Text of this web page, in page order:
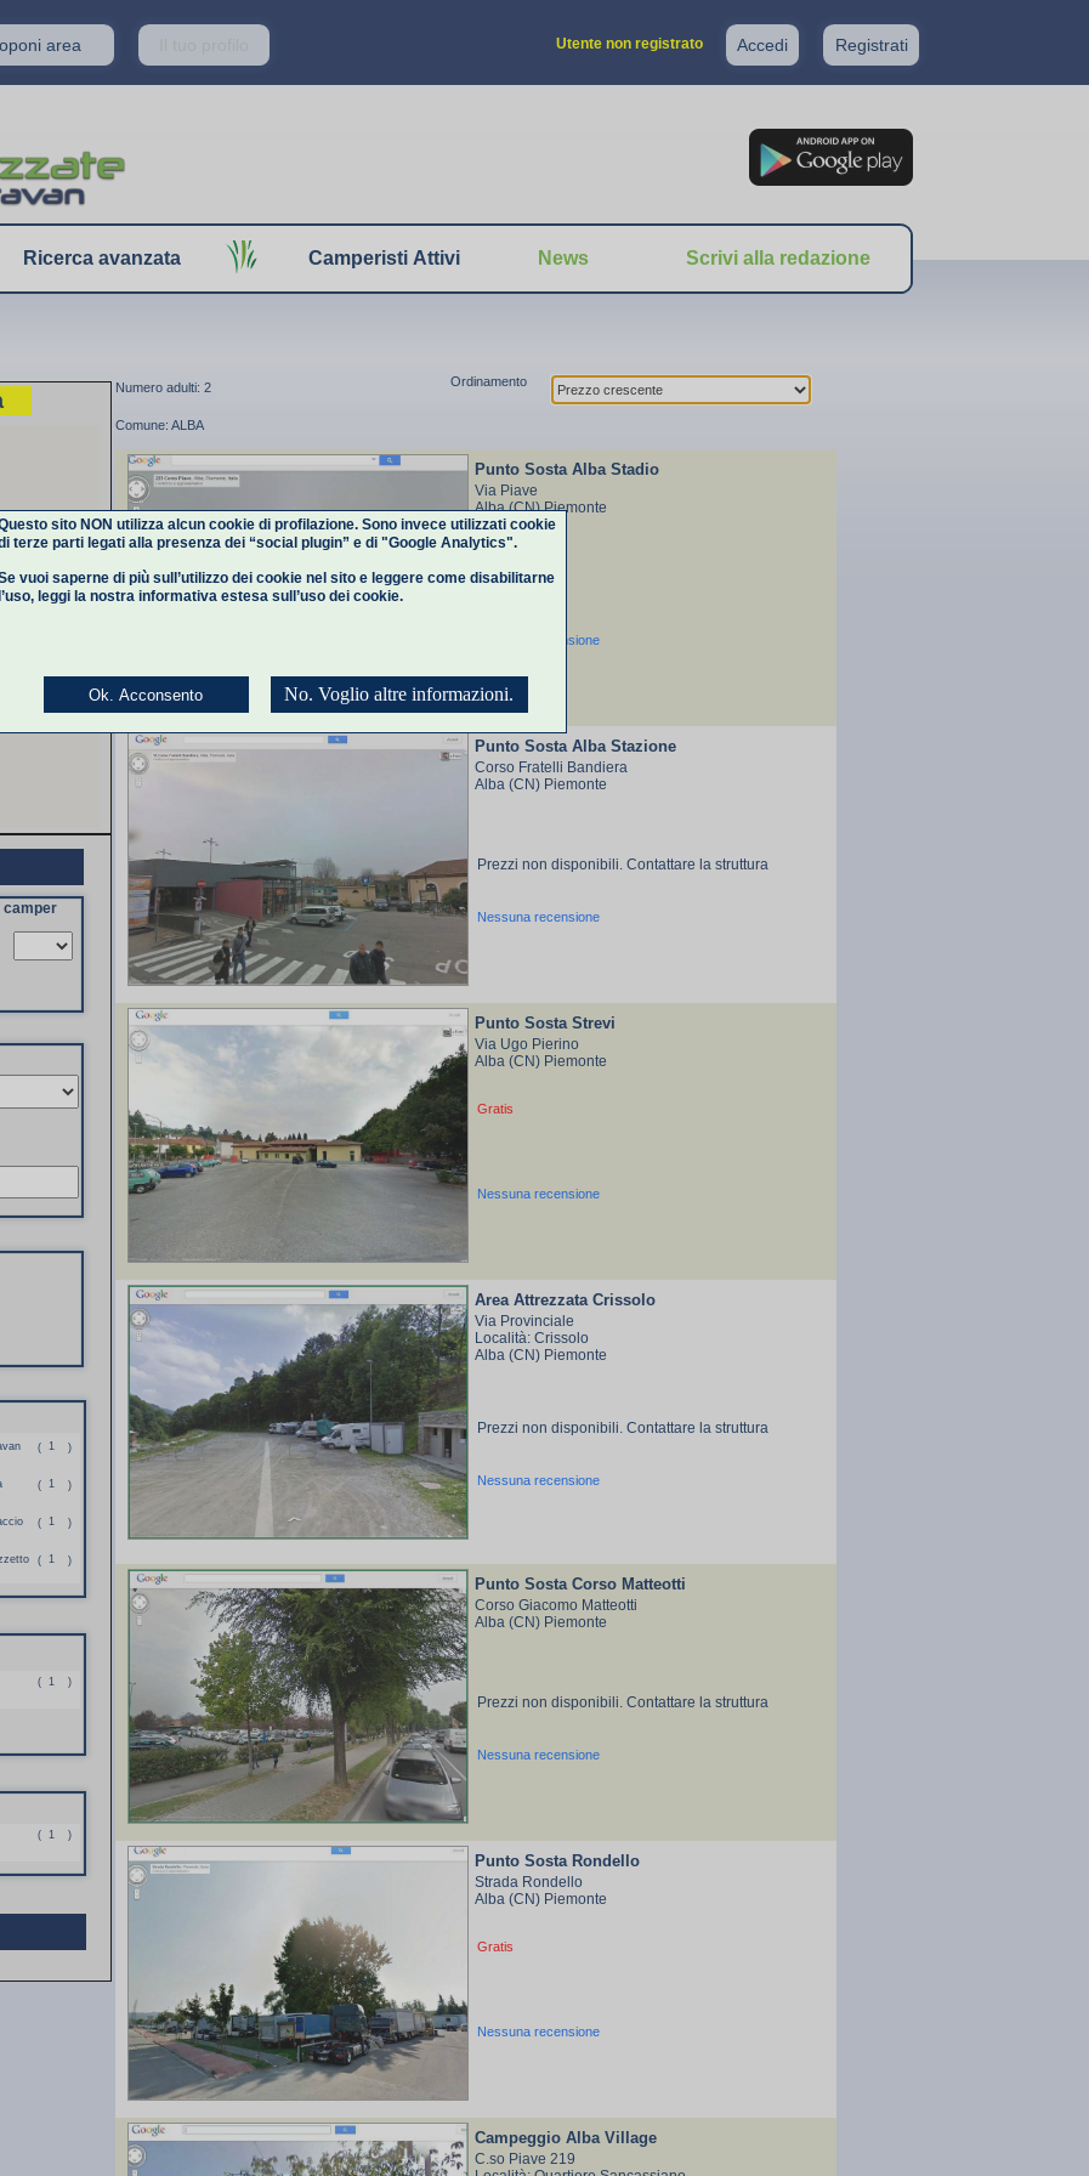
Utente non registrato
area Accedi Registrati
Ricerca avanzata Camperisti Attivi News Scrivi alla redazione
Numero adulti: 2
Comune: ALBA
Ordinamento
Punto Sosta Alba Stadio
Via Piave
Alba (CN) Piemonte
Nessuna recensione
Punto Sosta Alba Stazione
Corso Fratelli Bandiera
Alba (CN) Piemonte
Prezzi non disponibili. Contattare la struttura
Nessuna recensione
Punto Sosta Strevi
Via Ugo Pierino
Alba (CN) Piemonte
Gratis
Nessuna recensione
Area Attrezzata Crissolo
Via Provinciale
Località: Crissolo
Alba (CN) Piemonte
Prezzi non disponibili. Contattare la struttura
Nessuna recensione
Punto Sosta Corso Matteotti
Corso Giacomo Matteotti
Alba (CN) Piemonte
Prezzi non disponibili. Contattare la struttura
Nessuna recensione
Punto Sosta Rondello
Strada Rondello
Alba (CN) Piemonte
Gratis
Nessuna recensione
Campeggio Alba Village
C.so Piave 219
camper
( 1 )
( 1 )
( 1 )
( 1 )
( 1 )
( 1 )
sito NON utilizza alcun cookie di profilazione. Sono invece utilizzati cookie
terze parti legati alla presenza dei “social plugin” e di "Google Analytics".
vuoi saperne di più sull’utilizzo dei cookie nel sito e leggere come disabilitarne
l’uso,leggi la nostra informativa estesasull’uso dei cookie.
Ok. Acconsento No. Voglio altre informazioni.